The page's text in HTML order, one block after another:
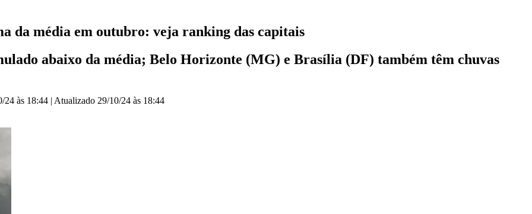
da média em outubro: veja ranking das capitais
abaixo da média; Belo Horizonte (MG) e Brasília (DF) também têm chuvas
24 às 18:44 | Atualizado 29/10/24 às 18:44